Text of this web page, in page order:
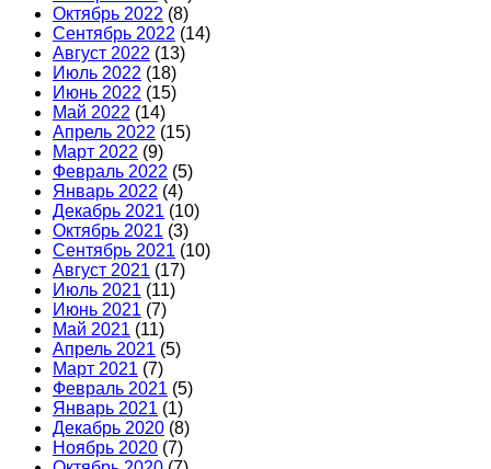
Октябрь 2022 (8)
Сентябрь 2022 (14)
Август 2022 (13)
Июль 2022 (18)
Июнь 2022 (15)
Май 2022 (14)
Апрель 2022 (15)
Март 2022 (9)
Февраль 2022 (5)
Январь 2022 (4)
Декабрь 2021 (10)
Октябрь 2021 (3)
Сентябрь 2021 (10)
Август 2021 (17)
Июль 2021 (11)
Июнь 2021 (7)
Май 2021 (11)
Апрель 2021 (5)
Март 2021 (7)
Февраль 2021 (5)
Январь 2021 (1)
Декабрь 2020 (8)
Ноябрь 2020 (7)